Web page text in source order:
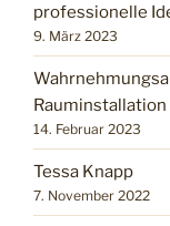
professionelle
9. März 2023
14. Februar 2023
Tessa Knapp
7. November 2022